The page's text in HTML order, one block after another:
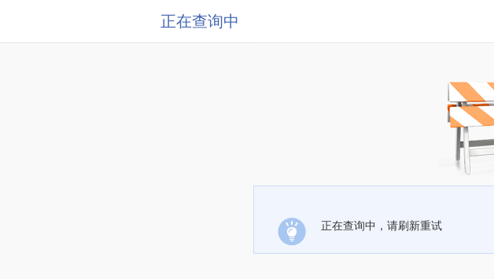
正在查询中
正在查询中，请刷新重试